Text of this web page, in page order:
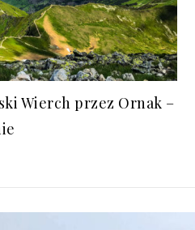
Wierch przez Ornak –